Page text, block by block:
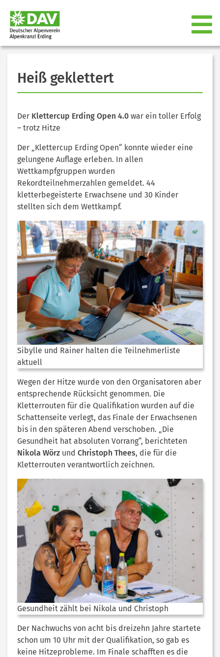
Heiß geklettert
Der Klettercup Erding Open 4.0 war ein toller Erfolg
– trotz Hitze
Der „Klettercup Erding Open“ konnte wieder eine
gelungene Auflage erleben. In allen
Wettkampfgruppen wurden
Rekordteilnehmerzahlen gemeldet. 44
kletterbegeisterte Erwachsene und 30 Kinder
stellten sich dem Wettkampf.
Sibylle und Rainer halten die Teilnehmerliste
aktuell
Wegen der Hitze wurde von den Organisatoren aber
entsprechende Rücksicht genommen. Die
Kletterrouten für die Qualifikation wurden auf die
Schattenseite verlegt, das Finale der Erwachsenen
bis in den späteren Abend verschoben. „Die
Gesundheit hat absoluten Vorrang“, berichteten
Nikola Wörz und Christoph Thees, die für die
Kletterrouten verantwortlich zeichnen.
Gesundheit zählt bei Nikola und Christoph
Der Nachwuchs von acht bis dreizehn Jahre startete
schon um 10 Uhr mit der Qualifikation, so gab es
keine Hitzeprobleme. Im Finale schafften es die